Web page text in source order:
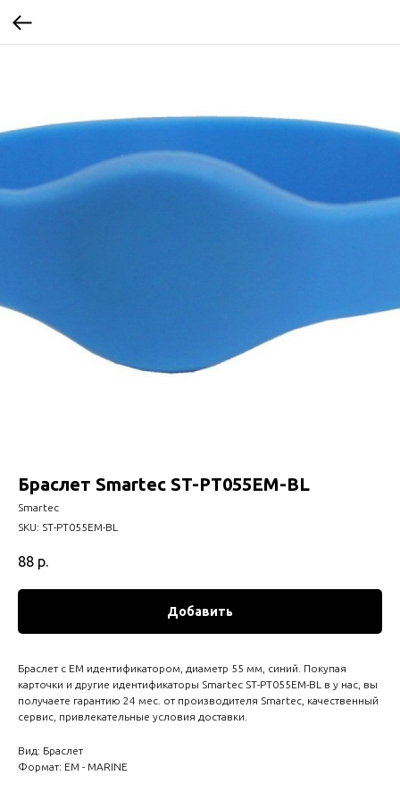
Браслет Smartec ST-PT055EM-BL
Smartec
SKU: ST-PT055EM-BL
88 р.
Добавить
Браслет с EM идентификатором, диаметр 55 мм, синий. Покупая
карточки и другие идентификаторы Smartec ST-PT055EM-BL в у нас, вы
получаете гарантию 24 мес. от производителя Smartec, качественный
сервис, привлекательные условия доставки.
Вид: Браслет
Формат: EM - MARINE